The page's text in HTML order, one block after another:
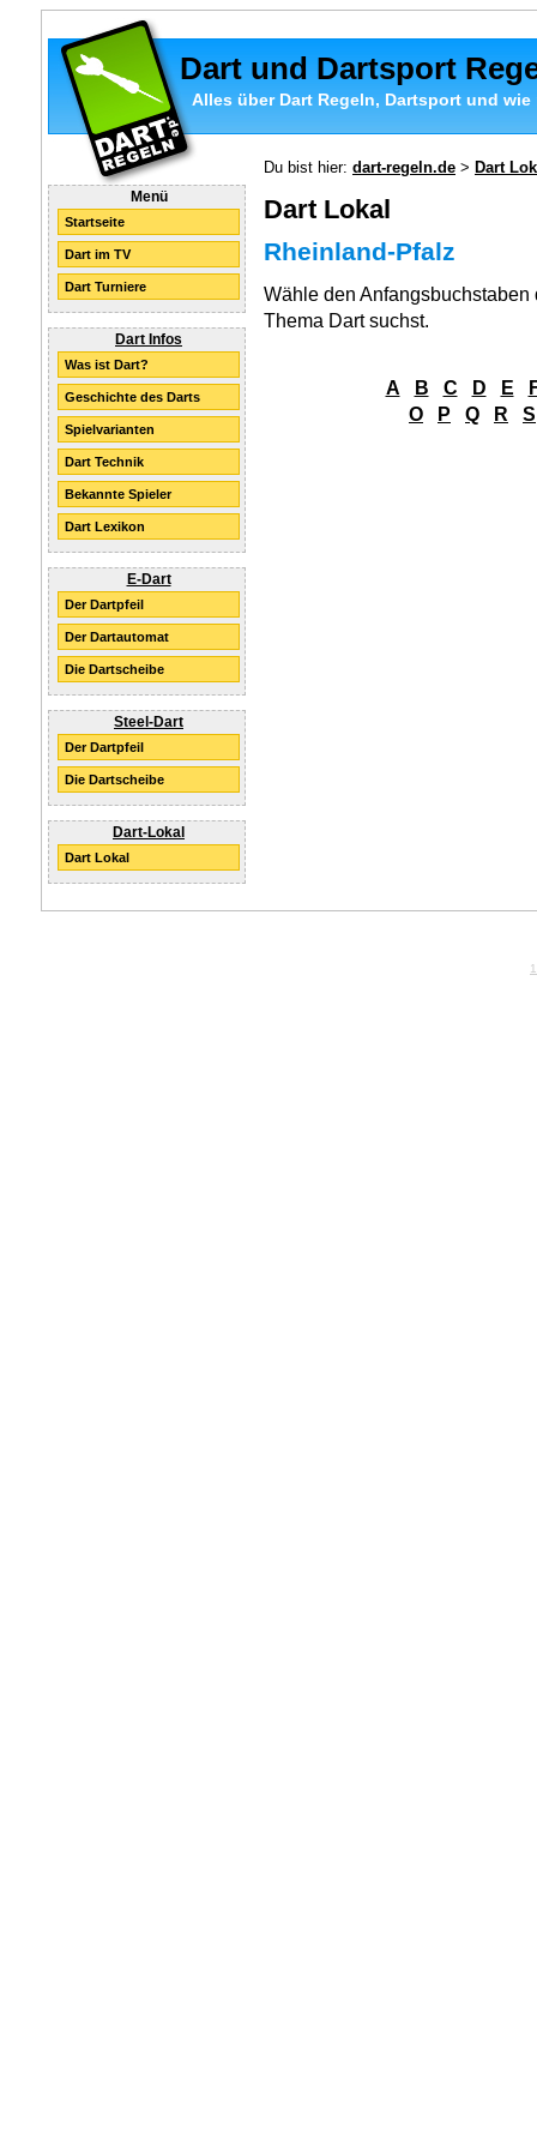
Dart und Dartsport
Alles über Dart Regeln, Dartsport und wie
Menü
Startseite
Dart im TV
Dart Turniere
Dart Infos
Was ist Dart?
Geschichte des Darts
Spielvarianten
Dart Technik
Bekannte Spieler
Dart Lexikon
E-Dart
Der Dartpfeil
Der Dartautomat
Die Dartscheibe
Steel-Dart
Der Dartpfeil
Die Dartscheibe
Dart-Lokal
Dart Lokal
Du bist hier: dart-regeln.de > Dart
Dart Lokal
Rheinland-Pfalz
Wähle den
Thema Dart suchst.
A B C D E
O
P Q R S
1